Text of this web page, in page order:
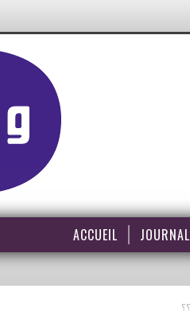
ACCUEIL JOURNAL